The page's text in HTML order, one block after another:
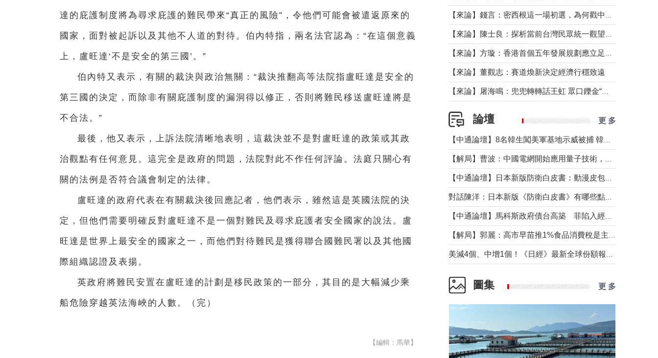
達的庇護制度將為尋求庇護的難民帶來“真正的風險”，令他們可能會被遣返原來的
國家，面對被起訴以及其他不人道的對待。伯內特指，兩名法官認為：“在這個意義
上，盧旺達‘不是安全的第三國’。”
伯內特又表示，有關的裁決與政治無關：“裁決推翻高等法院指盧旺達是安全的
第三國的決定，而除非有關庇護制度的漏洞得以修正，否則將難民移送盧旺達將是
不合法。”
最後，他又表示，上訴法院清晰地表明，這裁決並不是對盧旺達的政策或其政
治觀點有任何意見。這完全是政府的問題，法院對此不作任何評論。法庭只關心有
關的法例是否符合議會制定的法律。
盧旺達的政府代表在有關裁決後回應記者，他們表示，雖然這是英國法院的決
定，但他們需要明確反對盧旺達不是一個對難民及尋求庇護者安全國家的說法。盧
旺達是世界上最安全的國家之一，而他們對待難民是獲得聯合國難民署以及其他國
際組織認證及表揚。
英政府將難民安置在盧旺達的計劃是移民政策的一部分，其目的是大幅減少乘
船危險穿越英法海峽的人數。（完）
【編輯：馬華】
【來論】董觀志：賽道煥新決定經濟行穩致遠
論壇 更 多
圖集 更 多